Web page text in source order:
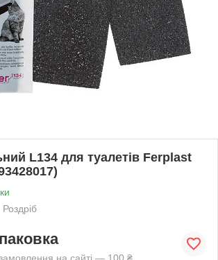
L134 для туалетів Ferplast
Роздріб
на сайті — 100 ₴